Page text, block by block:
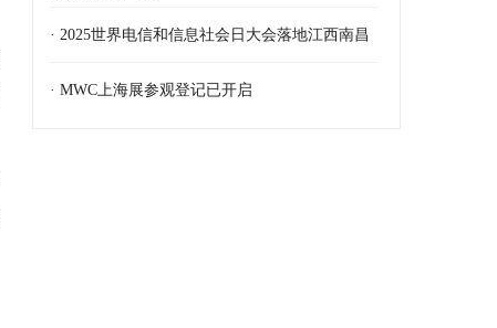
· 2025世界电信和信息社会日大会落地江西南昌
· MWC上海展参观登记已开启